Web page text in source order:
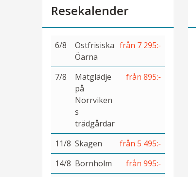
Resekalender
6/8
Ostfrisiska
Öarna
från 7 295:-
7/8
Matglädje
på
Norrviken
s
trädgårdar
från 895:-
11/8 Skagen
från 5 495:-
14/8 Bornholm
från 995:-